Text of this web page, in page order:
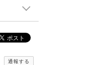
通報する